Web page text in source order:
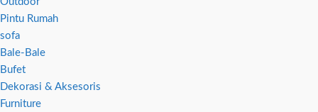
Pintu Rumah
sofa
Bale-Bale
Bufet
Dekorasi & Aksesoris
Furniture